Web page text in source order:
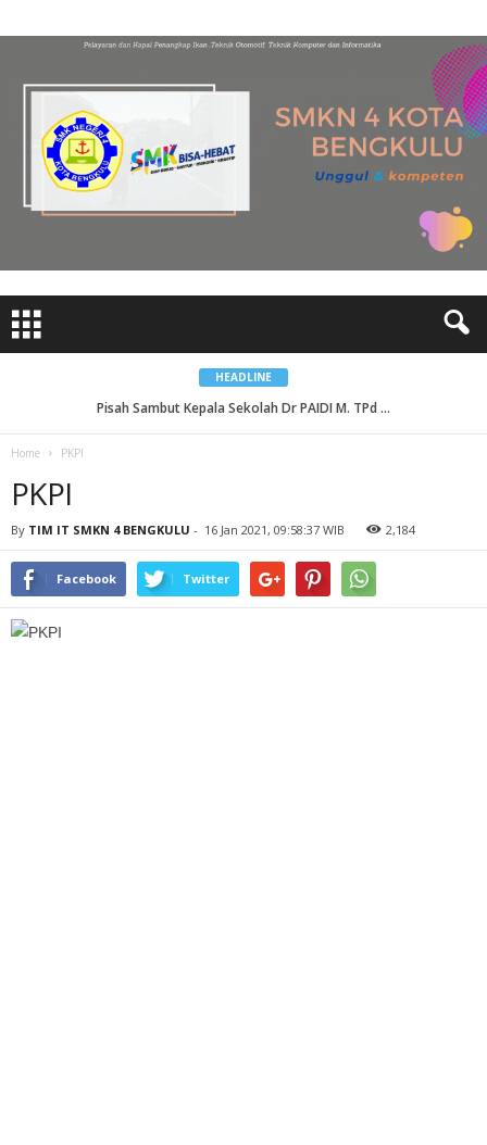
HEADLINE
Pisah Sambut Kepala Sekolah Dr PAIDI M. TPd ...
Home PKPI
PKPI
By TIM IT SMKN 4 BENGKULU - 16 Jan 2021, 09:58:37 WIB 2,184
Facebook Twitter